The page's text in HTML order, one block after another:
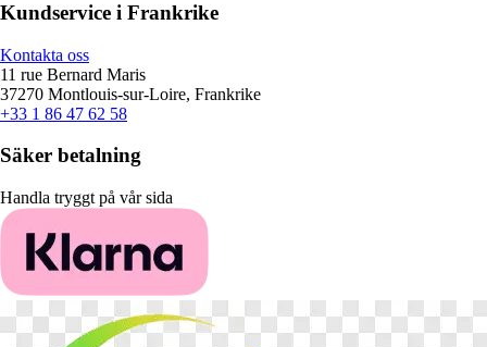
Kundservice i Frankrike
Kontakta oss
11 rue Bernard Maris
37270 Montlouis-sur-Loire, Frankrike
+33 1 86 47 62 58
Säker betalning
Handla tryggt på vår sida